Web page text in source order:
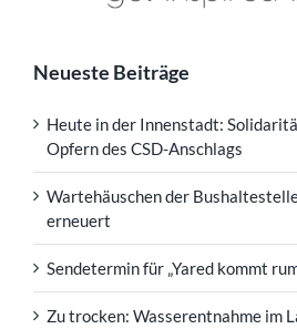
Neueste Beiträge
Heute in der Innenstadt:
Opfern des CSD-Anschlags
Wartehäuschen der
erneuert
Sendetermin für „Yared kommt
Zu trocken: Wasserentnahme im